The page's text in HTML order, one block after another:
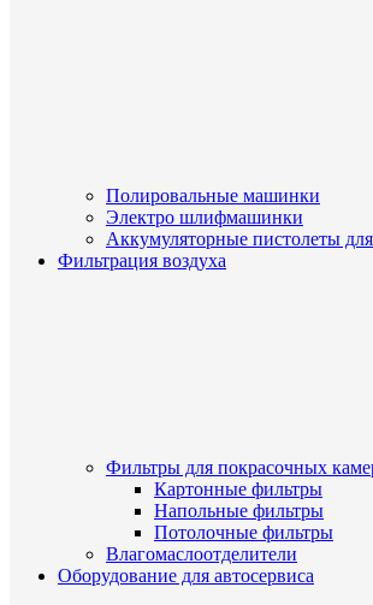
Полировальные машинки
Электро шлифмашинки
Аккумуляторные пистолеты
Фильтрация воздуха
Фильтры для покрасочных
Картонные фильтры
Напольные фильтры
Потолочные фильтры
Влагомаслоотделители
Оборудование для автосервиса